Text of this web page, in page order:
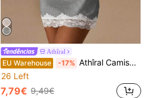
Athîral
EU Warehouse -17% Athîral Camisola de Senhora Casual com Alças Finas, Sem Mangas e Ombros Descobertos, Roupa de Estar em Casa, Pijama Branco, Tecido de Malha Macio e Confortável, Roupa de Dormir com Aplicações em Renda
26 Left
7,79€ 9,49€